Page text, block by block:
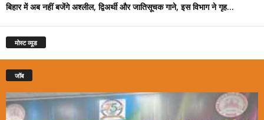
बिहार में अब नहीं बजेंगे अश्लील, द्विअर्थी और जातिसूचक गाने, इस विभाग ने गृह...
मोस्ट व्यूड
जॉब